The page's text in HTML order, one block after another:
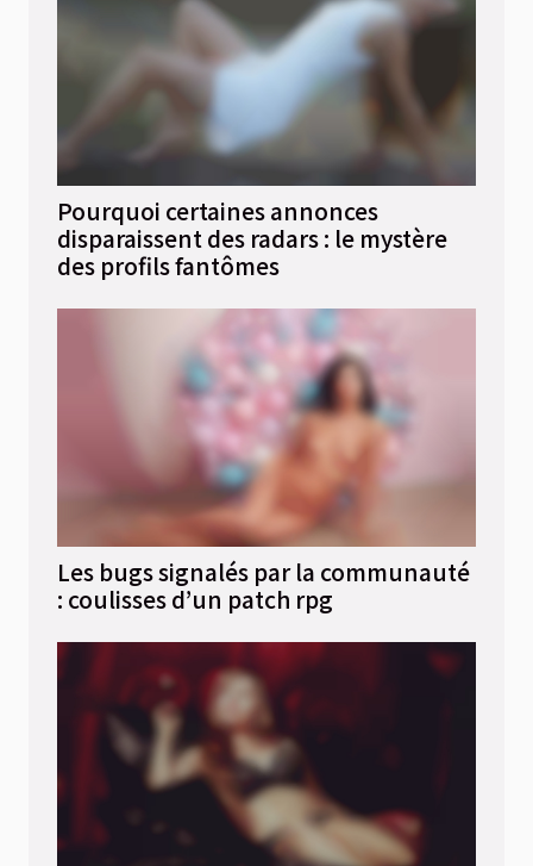
Pourquoi certaines annonces
disparaissent des radars : le mystère
des profils fantômes
Les bugs signalés par la communauté
: coulisses d’un patch rpg